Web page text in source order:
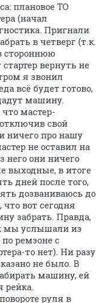
плановое ТО
(начал
Пригнали
в четверг (т.к.
стороннюю
вернуть не
я звонил
всё будет готово,
машину.
мастер-
свой
ничего про нашу
не оставил на
него они ничего
выходные, в итоге
дней после того,
дозваниваюсь до
что вот сегодня
забрать. Правда,
мы услышали из
ремзоне с
то нет). Ни разу
не было. В
машину, ей
рейка.
руля в